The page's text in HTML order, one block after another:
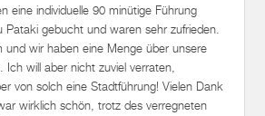
eine individuelle 90 minütige Führung
Pataki gebucht und waren sehr zufrieden.
und wir haben eine Menge über unsere
Ich will aber nicht zuviel verraten,
von solch eine Stadtführung! Vielen Dank
wirklich schön, trotz des verregneten